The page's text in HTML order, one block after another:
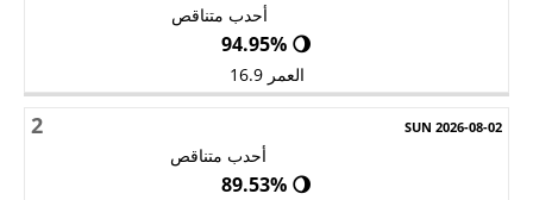
أحدب متناقص
🌖 94.95%
العمر 16.9
2
أحدب متناقص
🌖 89.53%